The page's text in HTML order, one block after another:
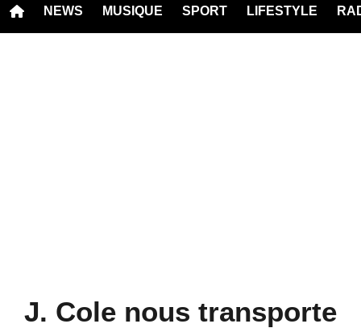
NEWS MUSIQUE SPORT LIFESTYLE
J. Cole nous transporte